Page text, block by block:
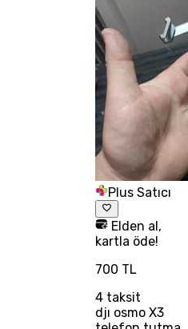
Plus Satıcı
Elden al,
kartla öde!
700 TL
4taksit
djı osmo X3